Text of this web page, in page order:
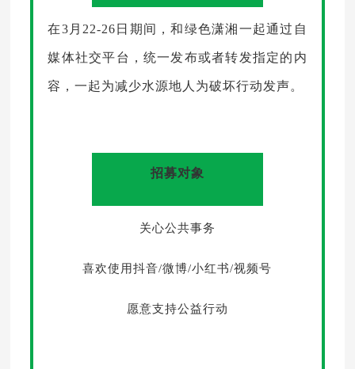
在3月22-26日期间，和绿色潇湘一起通过自
媒体社交平台，统一发布或者转发指定的内
容，一起为减少水源地人为破坏行动发声。
招募对象
关心公共事务
喜欢使用抖音/微博/小红书/视频号
愿意支持公益行动